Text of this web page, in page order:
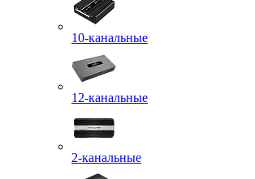
10-канальные
12-канальные
2-канальные